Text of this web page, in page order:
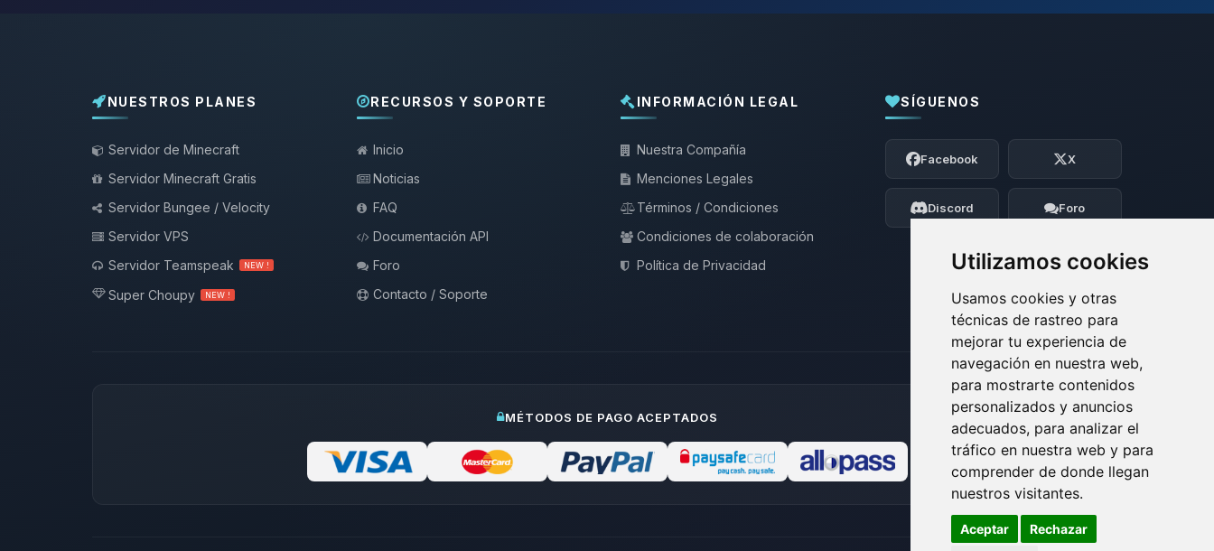
Utilizamos cookies
Usamos cookies y otras
técnicas de rastreo para
mejorar tu experiencia de
navegación en nuestra web,
para mostrarte contenidos
personalizados y anuncios
adecuados, para analizar el
tráfico en nuestra web y para
comprender de donde llegan
nuestros visitantes.
Aceptar Rechazar
NUESTROS PLANES
Servidor de Minecraft
Servidor Minecraft Gratis
Servidor Bungee / Velocity
Servidor VPS
Servidor Teamspeak
NEW !
Super Choupy NEW !
RECURSOS Y SOPORTE
Inicio
Noticias
FAQ
Documentación API
Foro
Contacto / Soporte
INFORMACIÓN LEGAL
Nuestra Compañía
Menciones Legales
Términos / Condiciones
Condiciones de colaboración
Política de Privacidad
SÍGUENOS
Facebook X
Discord Foro
MÉTODOS DE PAGO ACEPTADOS
Yupi, por fin alguien con quien hablar!
Soy Choupy, tu pequeno asistente de
BoxToPlay. Cuentame que necesitas y
moveré mis pequenos circuitos para
ayudarte.
06/08/2026 08:21